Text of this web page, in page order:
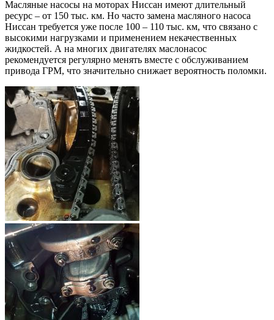
Масляные насосы на моторах Ниссан имеют длительный
ресурс – от 150 тыс. км. Но часто замена масляного насоса
Ниссан требуется уже после 100 – 110 тыс. км, что связано с
высокими нагрузками и применением некачественных
жидкостей. А на многих двигателях маслонасос
рекомендуется регулярно менять вместе с обслуживанием
привода ГРМ, что значительно снижает вероятность поломки.